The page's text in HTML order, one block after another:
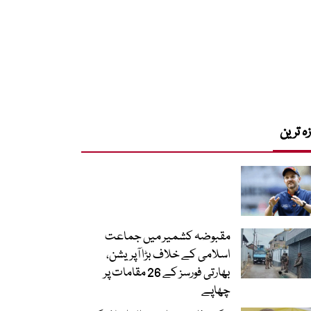
ترین
مقبوضہ کشمیر میں جماعت
اسلامی کے خلاف بڑا آپریشن،
بھارتی فورسز کے 26 مقامات پر
چھاپے